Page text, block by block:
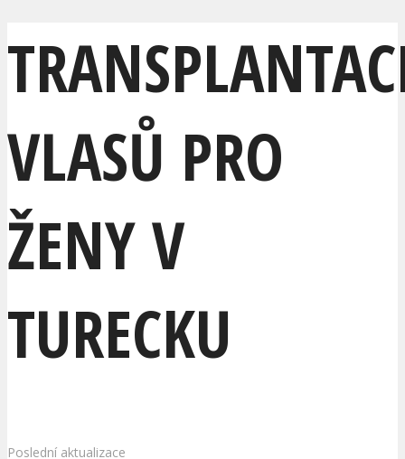
VLASŮ PRO
ŽENY V
TURECKU
Poslední aktualizace